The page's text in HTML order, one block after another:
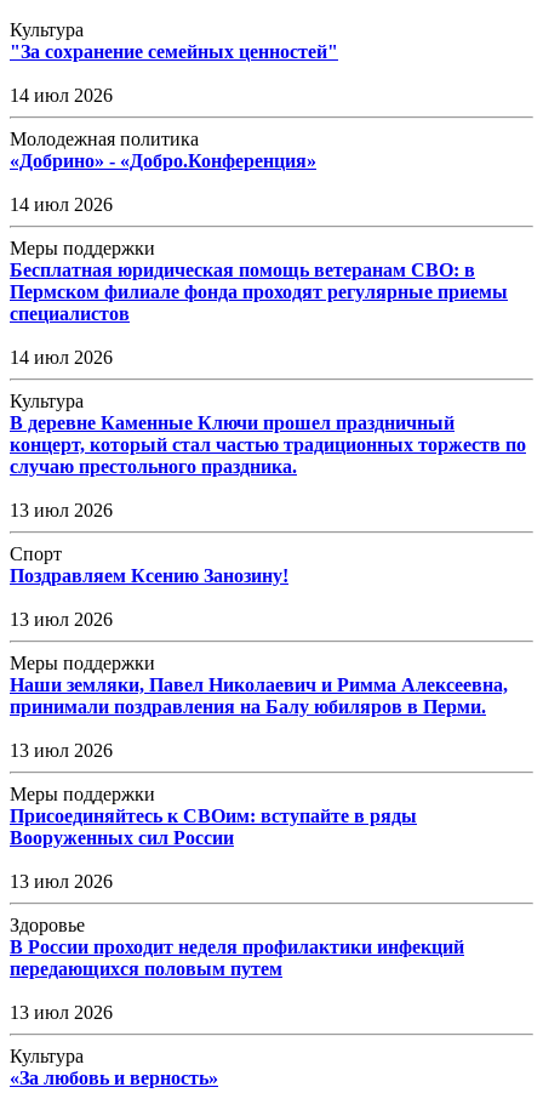
Культура
"За сохранение семейных ценностей"
14 июл 2026
Молодежная политика
«Добрино» - «Добро.Конференция»
14 июл 2026
Меры поддержки
Бесплатная юридическая помощь ветеранам СВО: в
Пермском филиале фонда проходят регулярные приемы
специалистов
14 июл 2026
Культура
В деревне Каменные Ключи прошел праздничный
концерт, который стал частью традиционных торжеств по
случаю престольного праздника.
13 июл 2026
Спорт
Поздравляем Ксению Занозину!
13 июл 2026
Меры поддержки
Наши земляки, Павел Николаевич и Римма Алексеевна,
принимали поздравления на Балу юбиляров в Перми.
13 июл 2026
Меры поддержки
Присоединяйтесь к СВОим: вступайте в ряды
Вооруженных сил России
13 июл 2026
Здоровье
В России проходит неделя профилактики инфекций
передающихся половым путем
13 июл 2026
Культура
«За любовь и верность»